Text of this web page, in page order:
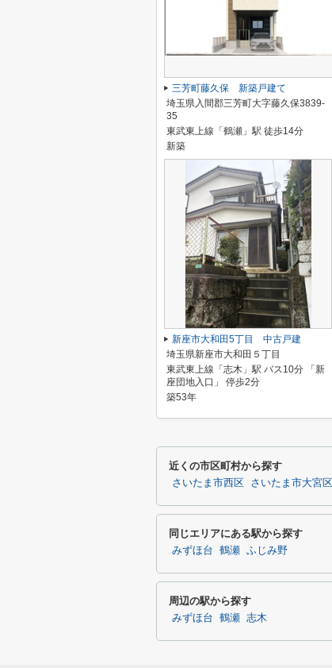
三芳町藤久保 新築戸建て
埼玉県入間郡三芳町大字藤久保3839-
35
東武東上線「鶴瀬」駅 徒歩14分
新築
新座市大和田5丁目 中古戸建
埼玉県新座市大和田５丁目
東武東上線「志木」駅 バス10分 「新
座団地入口」 停歩2分
築53年
近くの市区町村から探す
さいたま市西区 さいたま市大宮区
同じエリアにある駅から探す
みずほ台 鶴瀬 ふじみ野
周辺の駅から探す
みずほ台 鶴瀬 志木